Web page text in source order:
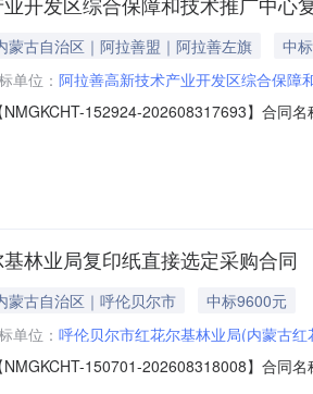
蒙古自治区｜阿拉善盟｜阿拉善左旗
中
单位： 阿拉善高新技术产业开发区综合保障
152924-202608317693】合同
：武峻毅合同主要信息1、主要标的信息：
林业局复印纸直接选定采购合同
蒙古自治区｜呼伦贝尔市
中标9600元
单位： 呼伦贝尔市红花尔基林业局(内蒙古
150701-202608318008】合同